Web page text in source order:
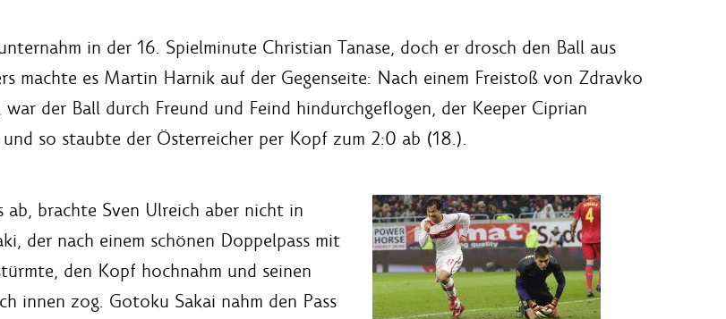
in der 16. Spielminute Christian Tanase, doch er drosch den Ball aus
machte es Martin Harnik auf der Gegenseite: Nach einem Freistoß von Zdravko
der Ball durch Freund und Feind hindurchgeflogen, der Keeper Ciprian
so staubte der Österreicher per Kopf zum 2:0 ab (18.).
brachte Sven Ulreich aber nicht in
der nach einem schönen Doppelpass mit
den Kopf hochnahm und seinen
innen zog. Gotoku Sakai nahm den Pass